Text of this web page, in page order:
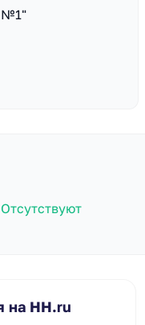
Отсутствуют
на HH.ru